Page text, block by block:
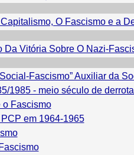
O Fascismo e a
Da Vitória Sobre O Nazi-
Fascismo” Auxiliar da
1985 - meio século de
o Fascismo
em 1964-1965